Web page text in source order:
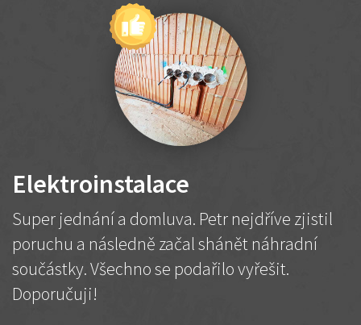
Elektroinstalace
Super jednání a domluva. Petr nejdříve zjistil
poruchu a následně začal shánět náhradní
součástky. Všechno se podařilo vyřešit.
Doporučuji!